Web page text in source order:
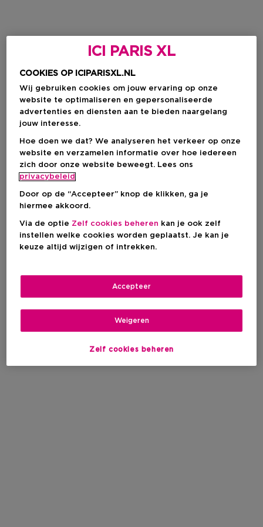
ICI PARIS XL
COOKIES OP ICIPARISXL.NL
Wij gebruiken cookies om jouw ervaring op onze
website te optimaliseren en gepersonaliseerde
advertenties en diensten aan te bieden naargelang
jouw interesse.
Hoe doen we dat? We analyseren het verkeer op onze
website en verzamelen informatie over hoe iedereen
zich door onze website beweegt. Lees ons
privacybeleid
Door op de “Accepteer” knop de klikken, ga je
hiermee akkoord.
Via de optie Zelf cookies beheren kan je ook zelf
instellen welke cookies worden geplaatst. Je kan je
keuze altijd wijzigen of intrekken.
Zelf cookies beheren
Weigeren
Accepteer